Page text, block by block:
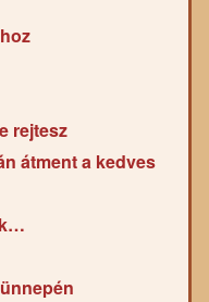
rejtesz
átment a kedves